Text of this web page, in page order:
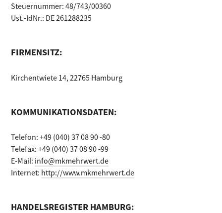
Steuernummer: 48/743/00360
Ust.-IdNr.: DE 261288235
FIRMENSITZ:
Kirchentwiete 14, 22765 Hamburg
KOMMUNIKATIONSDATEN:
Telefon: +49 (040) 37 08 90 -80
Telefax: +49 (040) 37 08 90 -99
E-Mail: info@mkmehrwert.de
Internet: http://www.mkmehrwert.de
HANDELSREGISTER HAMBURG: